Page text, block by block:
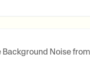
Background Noise from